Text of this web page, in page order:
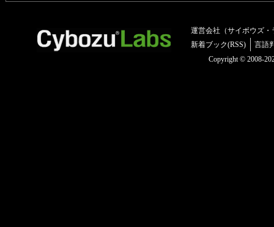
運営会社（サイボウズ・
新着ブック(RSS)
言語
Copyright © 2008-